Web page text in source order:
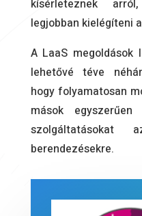
kísérleteznek
legjobban kielégíteni
A LaaS megoldások
lehetővé téve
hogy folyamatosan
mások
szolgáltatásokat
berendezésekre.